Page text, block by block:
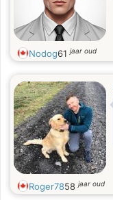
Nodog61jaar oud
Roger7858jaar oud